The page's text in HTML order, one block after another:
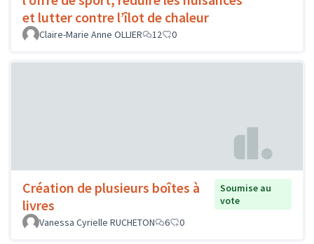
et lutter contre l’îlot de chaleur
Claire-Marie Anne OLLIER 12 0
Création de plusieurs boîtes à
livres
Soumise au
vote
Vanessa Cyrielle RUCHETON
6 0